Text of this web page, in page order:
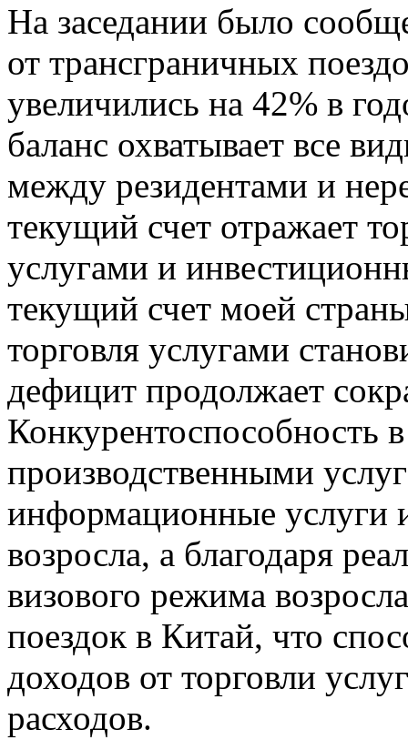
На заседании было
от трансграничных
увеличились на 42% в
баланс охватывает все
между резидентами и
текущий счет отражает
услугами и
текущий счет моей
торговля услугами
дефицит продолжает
Конкурентоспособность
производственными
информационные услуги
возросла, а благодаря
визового режима
поездок в Китай, что
доходов от торговли
расходов.